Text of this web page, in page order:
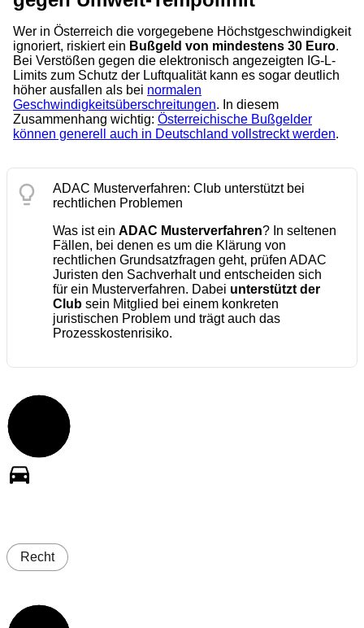
Wer in Österreich die vorgegebene Höchstgeschwindigkeit
ignoriert, riskiert ein Bußgeld von mindestens 30 Euro.
Bei Verstößen gegen die elektronisch angezeigten IG-L-
Limits zum Schutz der Luftqualität kann es sogar deutlich
höher ausfallen als bei normalen
Geschwindigkeitsüberschreitungen. In diesem
Zusammenhang wichtig: Österreichische Bußgelder
können generell auch in Deutschland vollstreckt werden.
ADAC Musterverfahren: Club unterstützt bei
rechtlichen Problemen
Was ist ein ADAC Musterverfahren? In seltenen
Fällen, bei denen es um die Klärung von
rechtlichen Grundsatzfragen geht, prüfen ADAC
Juristen den Sachverhalt und entscheiden sich
für ein Musterverfahren. Dabei unterstützt der
Club sein Mitglied bei einem konkreten
juristischen Problem und trägt auch das
Prozesskostenrisiko.
Recht